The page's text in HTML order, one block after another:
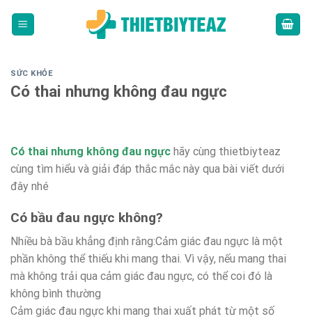
SỨC KHỎE
Có thai nhưng không đau ngực
Có thai nhưng không đau ngực hãy cùng thietbiyteaz
cùng tìm hiểu và giải đáp thắc mắc này qua bài viết dưới
đây nhé
Có bầu đau ngực không?
Nhiều bà bầu khẳng định rằng:Cảm giác đau ngực là một
phần không thể thiếu khi mang thai. Vì vậy, nếu mang thai
mà không trải qua cảm giác đau ngực, có thể coi đó là
không bình thường
Cảm giác đau ngực khi mang thai xuất phát từ một số